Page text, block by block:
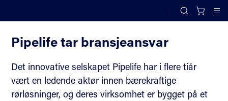
;
Search
Pipelife tar bransjeansvar
Det innovative selskapet Pipelife har i flere tiår
vært en ledende aktør innen bærekraftige
rørløsninger, og deres virksomhet er bygget på et